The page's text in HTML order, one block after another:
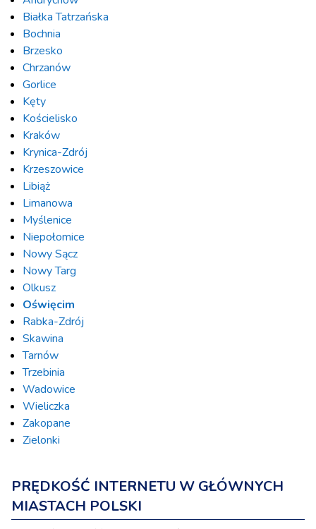
Białka Tatrzańska
Bochnia
Brzesko
Chrzanów
Gorlice
Kęty
Kościelisko
Kraków
Krynica-Zdrój
Krzeszowice
Libiąż
Limanowa
Myślenice
Niepołomice
Nowy Sącz
Nowy Targ
Olkusz
Oświęcim
Rabka-Zdrój
Skawina
Tarnów
Trzebinia
Wadowice
Wieliczka
Zakopane
Zielonki
PRĘDKOŚĆ INTERNETU W GŁÓWNYCH
MIASTACH POLSKI